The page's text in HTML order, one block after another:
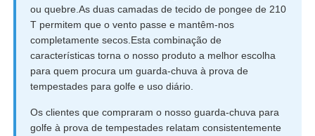
ou quebre.As duas camadas de tecido de pongee de 210
T permitem que o vento passe e mantêm-nos
completamente secos.Esta combinação de
características torna o nosso produto a melhor escolha
para quem procura um guarda-chuva à prova de
tempestades para golfe e uso diário.
Os clientes que compraram o nosso guarda-chuva para
golfe à prova de tempestades relatam consistentemente